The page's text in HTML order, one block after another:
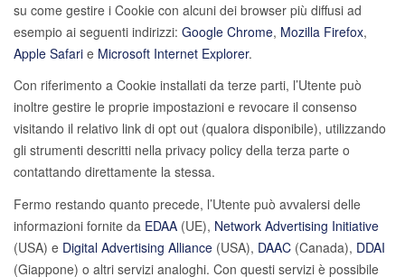
su come gestire i Cookie con alcuni dei browser più diffusi ad
esempio ai seguenti indirizzi: Google Chrome, Mozilla Firefox,
Apple Safari e Microsoft Internet Explorer.
Con riferimento a Cookie installati da terze parti, l’Utente può
inoltre gestire le proprie impostazioni e revocare il consenso
visitando il relativo link di opt out (qualora disponibile), utilizzando
gli strumenti descritti nella privacy policy della terza parte o
contattando direttamente la stessa.
Fermo restando quanto precede, l’Utente può avvalersi delle
informazioni fornite da EDAA (UE), Network Advertising Initiative
(USA) e Digital Advertising Alliance (USA), DAAC (Canada), DDAI
(Giappone) o altri servizi analoghi. Con questi servizi è possibile